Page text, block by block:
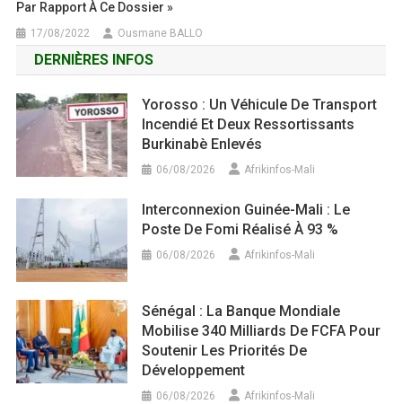
Par Rapport À Ce Dossier »
17/08/2022 Ousmane BALLO
DERNIÈRES INFOS
Yorosso : Un Véhicule De Transport
Incendié Et Deux Ressortissants
Burkinabè Enlevés
06/08/2026 Afrikinfos-Mali
Interconnexion Guinée-Mali : Le
Poste De Fomi Réalisé À 93 %
06/08/2026 Afrikinfos-Mali
Sénégal : La Banque Mondiale
Mobilise 340 Milliards De FCFA Pour
Soutenir Les Priorités De
Développement
06/08/2026 Afrikinfos-Mali